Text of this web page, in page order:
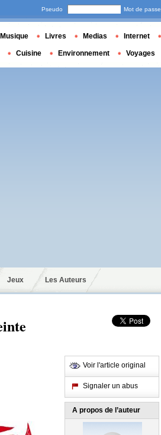
Jeux Les Auteurs
Voir l'article original
Signaler un abus
A propos de l’auteur
Pseudo Mot de passe
Musique Livres Medias Internet
Cuisine Environnement Voyages